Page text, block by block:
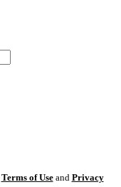
Terms of Useand Privacy